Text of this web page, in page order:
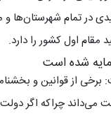
و متناسب با نیاز هر
مقام اول کشور را دارد.
شده است
برخی از قوانین و
می‌داند چراکه اگر